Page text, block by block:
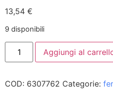
13,54 €
9 disponibili
Aggiungi al
COD: 6307762 Categorie: